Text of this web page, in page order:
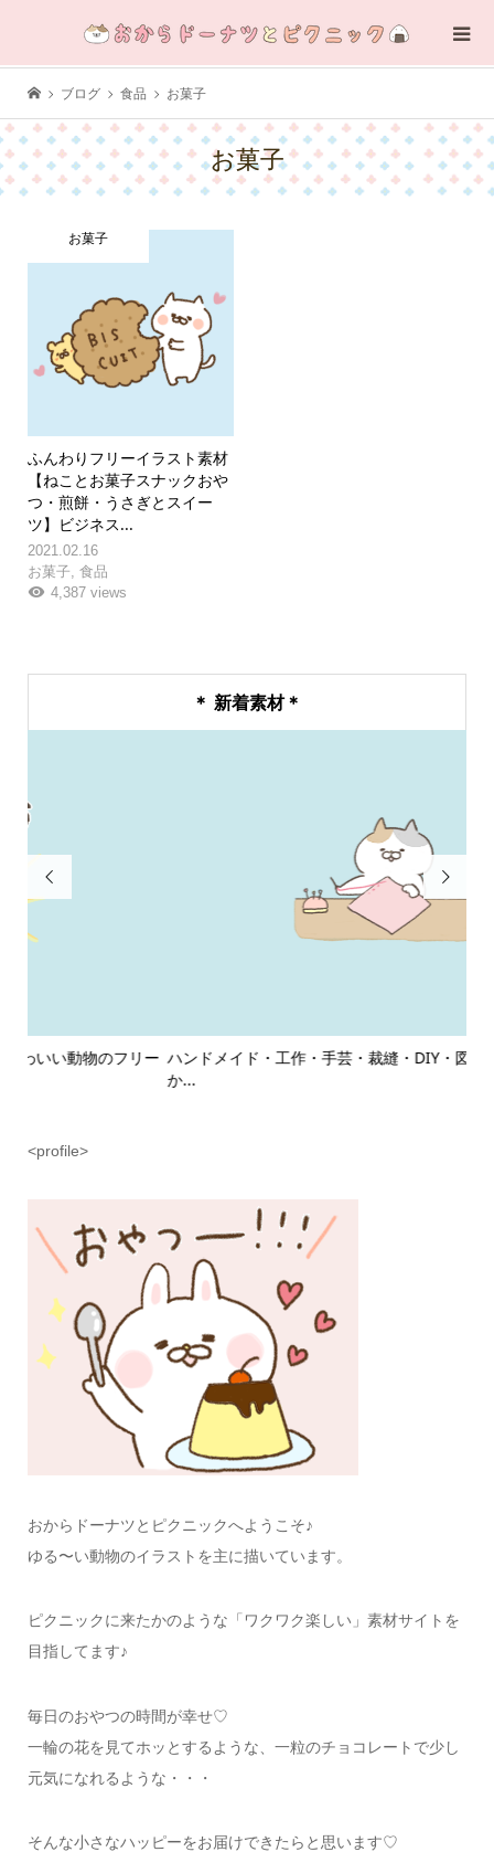
ブログ 食品 お菓子
お菓子
お菓子
ふんわりフリーイラスト素材
【ねことお菓子スナックおや
つ・煎餅・うさぎとスイー
ツ】ビジネス...
2021.02.16
お菓子 食品
4,387 views
＊ 新着素材＊

ハンドメイド・工作・手芸・裁縫・DIY・図工をするゆるくて

<profile>
おからドーナツとピクニックへようこそ♪
ゆる〜い動物のイラストを主に描いています。
ピクニックに来たかのような「ワクワク楽しい」素材サイトを
目指してます♪
毎日のおやつの時間が幸せ♡
一輪の花を見てホッとするような、一粒のチョコレートで少し
元気になれるような・・・
そんな小さなハッピーをお届けできたらと思います♡